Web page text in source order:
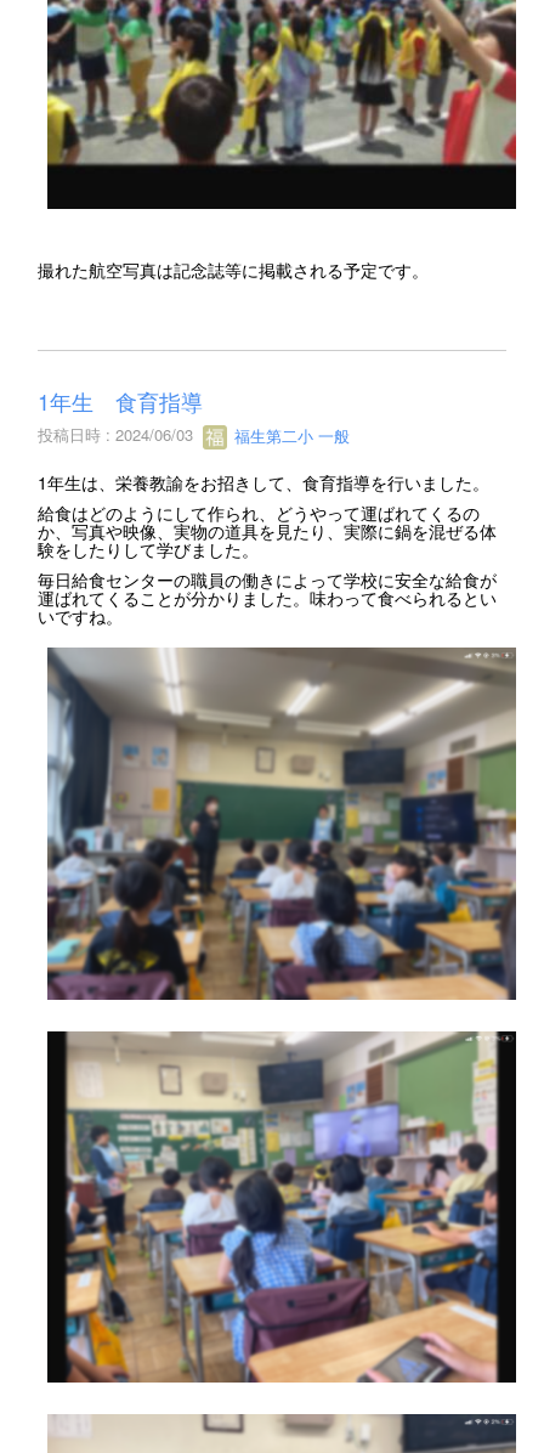
撮れた航空写真は記念誌等に掲載される予定です。
1年生 食育指導
投稿日時 : 2024/06/03 福生第二小 一般
1年生は、栄養教諭をお招きして、食育指導を行いました。
給食はどのようにして作られ、どうやって運ばれてくるの
か、写真や映像、実物の道具を見たり、実際に鍋を混ぜる体
験をしたりして学びました。
毎日給食センターの職員の働きによって学校に安全な給食が
運ばれてくることが分かりました。味わって食べられるとい
いですね。